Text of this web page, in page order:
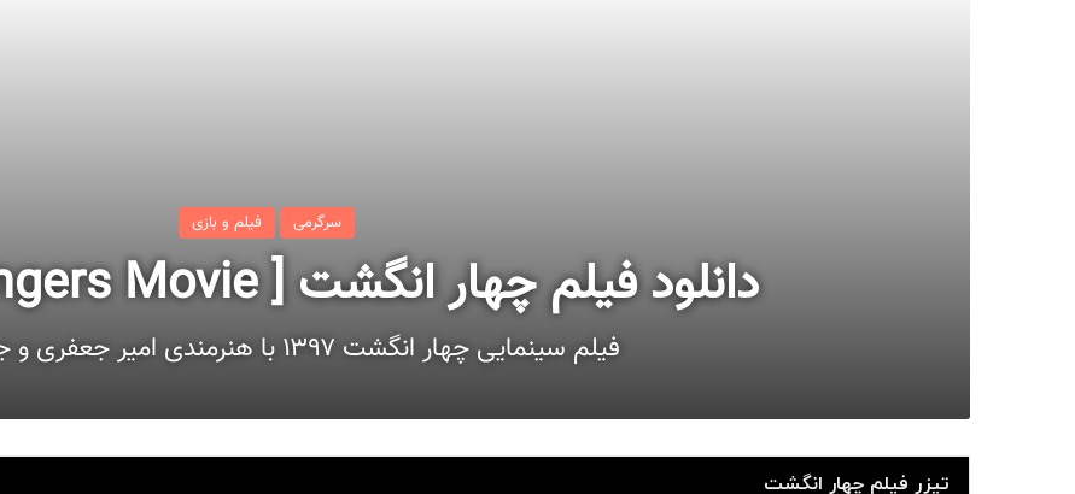
سرگرمی فیلم و بازی
دانلود فیلم چهار انگشت [ Four Fingers Movie ]
فیلم سینمایی چهار انگشت ۱۳۹۷ با هنرمندی امیر جعفری و جواد عزتی